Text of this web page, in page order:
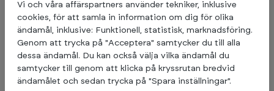
UHMW-skydd i 6,5 mm tjocklek som täcker hela stället där
det bakre skyddet har en längd på 14,5 cm. Detta ger en bra
ljuddämpning samt gör det enklare för dig att lägga stången
i racket utan att slå skivstången i själva racket. Levereras
med slide-and-twist-funktion med fjäderbelastat låsstift så
att du enkelt kan justera höjden snabbt, samt låsa dem för
att undvika onödig rörelse i hållaren. Säljs som ett par.
Vi och våra affärspartners använder tekniker, inklusive
cookies, för att samla in information om dig för olika
ändamål, inklusive: Funktionell, statistisk, marknadsföring.
Genom att trycka på "Acceptera" samtycker du till alla
dessa ändamål. Du kan också välja vilka ändamål du
samtycker till genom att klicka på kryssrutan bredvid
ändamålet och sedan trycka på "Spara inställningar".